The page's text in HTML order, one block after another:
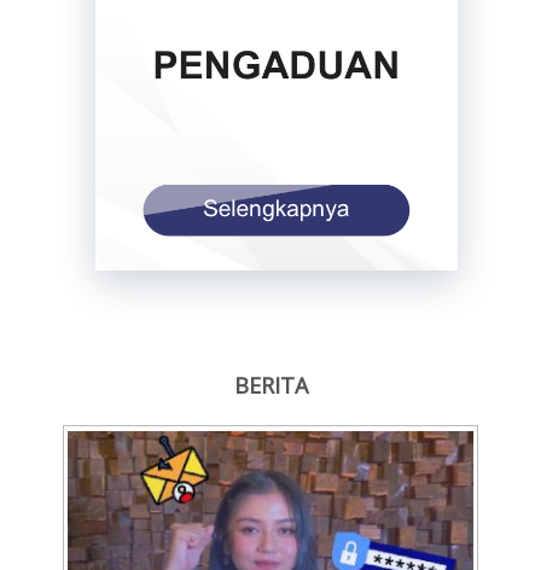
BERITA